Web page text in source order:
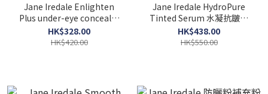
Jane Iredale Enlighten
Plus under-eye concealer
SPF30 益生菌防曬遮瑕膏 7g
HK$328.00
HK$420.00
Jane Iredale HydroPure
Tinted Serum 水凝抗皺調
色精華 (去黃) 30ml
HK$438.00
HK$550.00